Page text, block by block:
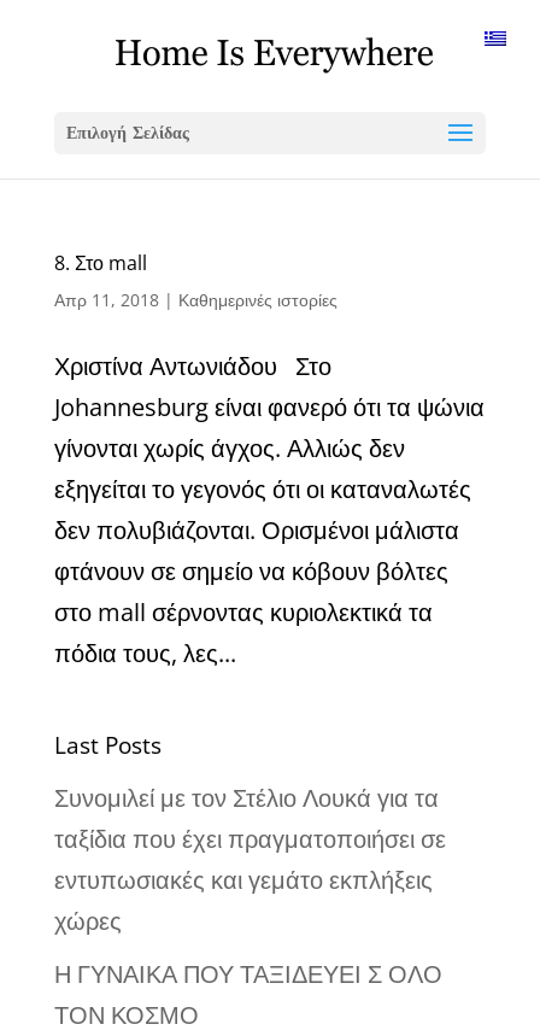
Επιλογή Σελίδας
8. Στο mall
Απρ 11, 2018| Καθημερινές ιστορίες
Χριστίνα Αντωνιάδου Στο
Johannesburg είναι φανερό ότι τα ψώνια
γίνονται χωρίς άγχος. Αλλιώς δεν
εξηγείται το γεγονός ότι οι καταναλωτές
δεν πολυβιάζονται. Ορισμένοι μάλιστα
φτάνουν σε σημείο να κόβουν βόλτες
στο mall σέρνοντας κυριολεκτικά τα
πόδια τους, λες...
Last Posts
Συνομιλεί με τον Στέλιο Λουκά για τα
ταξίδια που έχει πραγματοποιήσει σε
εντυπωσιακές και γεμάτο εκπλήξεις
χώρες
Η ΓΥΝΑΙΚΑ ΠΟΥ ΤΑΞΙΔΕΥΕΙ Σ ΟΛΟ
ΤΟΝ ΚΟΣΜΟ